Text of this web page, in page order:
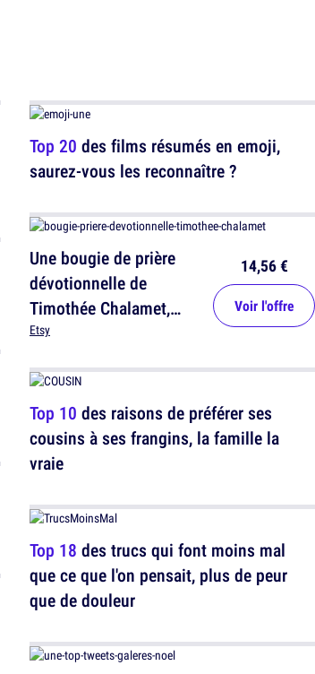
Top 20 des films résumés en emoji,
saurez-vous les reconnaître ?
Une bougie de prière
dévotionnelle de
Timothée Chalamet,
parce que tu n'es
Etsy
14,56 €
Voir l'offre
Top 10 des raisons de préférer ses
cousins à ses frangins, la famille la
vraie
Top 18 des trucs qui font moins mal
que ce que l'on pensait, plus de peur
que de douleur